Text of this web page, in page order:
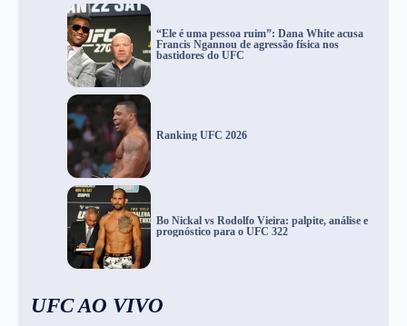
“Ele é uma pessoa ruim”: Dana White acusa
Francis Ngannou de agressão física nos
bastidores do UFC
Ranking UFC 2026
Bo Nickal vs Rodolfo Vieira: palpite, análise e
prognóstico para o UFC 322
UFC AO VIVO